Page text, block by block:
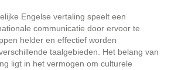
Engelse vertaling speelt een
communicatie door ervoor te
helder en effectief worden
taalgebieden. Het belang van
ligt in het vermogen om culturele